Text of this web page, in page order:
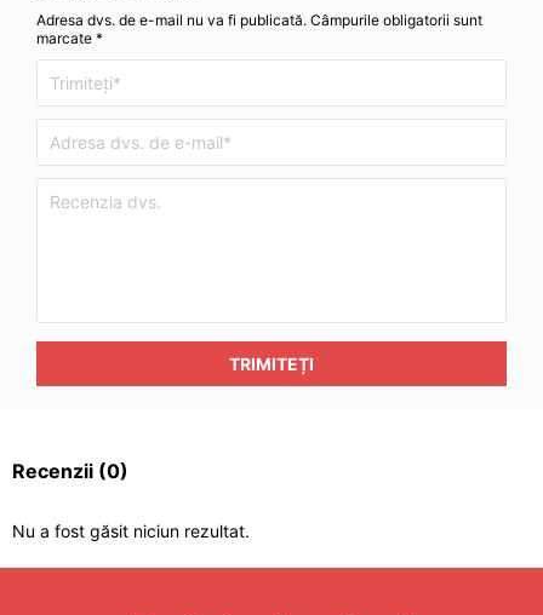
Adresa dvs. de e-mail nu va fi publicată. Câmpurile obligatorii sunt
marcate *
TRIMITEȚI
Recenzii (0)
Nu a fost găsit niciun rezultat.